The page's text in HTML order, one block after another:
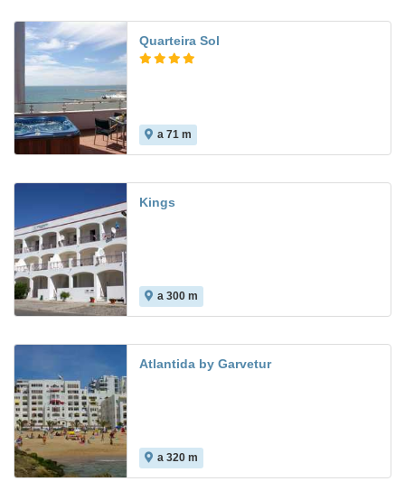
Quarteira Sol
a 71 m
Kings
a 300 m
Atlantida by Garvetur
a 320 m